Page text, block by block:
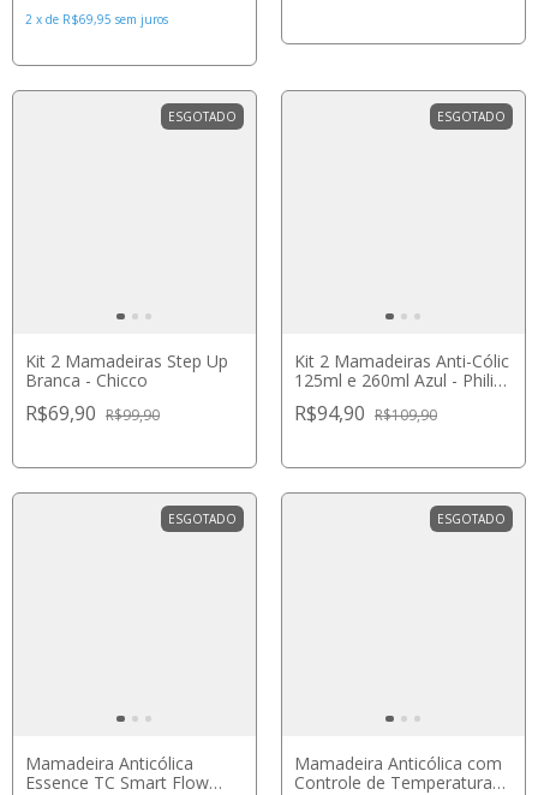
2 x de R$69,95 sem juros
ESGOTADO
Kit 2 Mamadeiras Step Up
Branca - Chicco
R$69,90 R$99,90
ESGOTADO
Kit 2 Mamadeiras Anti-Cólic
125ml e 260ml Azul - Philips
R$94,90 R$109,90
ESGOTADO
Mamadeira Anticólica
Essence TC Smart Flow
ESGOTADO
Mamadeira Anticólica com
Controle de Temperatura